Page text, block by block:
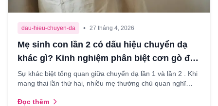
dau-hieu-chuyen-da • 27 tháng 4, 2026
Mẹ sinh con lần 2 có dấu hiệu chuyển dạ
khác gì? Kinh nghiệm phân biệt cơn gò để
đi viện đúng lúc
Sự khác biệt tổng quan giữa chuyển dạ lần 1 và lần 2 . Khi
mang thai lần thứ hai, nhiều mẹ thường chủ quan nghĩ
Đọc thêm